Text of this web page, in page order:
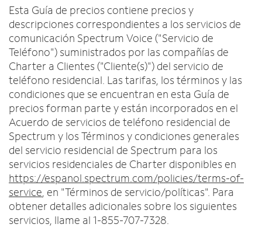
Spectrum TV App
Deportes en vivo y películas premium
Planes Latino TV
Lista de canales
Teléfonos móviles
Tabletas
Smartwatches
Trae tu dispositivo
Intercambiar dispositivo
Spectrum Voice
Contáctanos
INTERNET, TV Y TELÉFONO RESIDENCIAL
Contacta a Spectrum
Ayuda de Spectrum
MÓVIL
Contacta a Spectrum Mobile
Ayuda para Mobile
Encuentra una tienda
Mi cuenta
English
i
a
s
e
n
c
o
n
t
r
a
d
a
s
e
n
l
Esta Guía de precios contiene precios y
descripciones correspondientes a los servicios de
comunicación Spectrum Voice ("Servicio de
Teléfono") suministrados por las compañías de
Charter a Clientes ("Cliente(s)") del servicio de
teléfono residencial. Las tarifas, los términos y las
condiciones que se encuentran en esta Guía de
precios forman parte y están incorporados en el
Acuerdo de servicios de teléfono residencial de
Spectrum y los Términos y condiciones generales
del servicio residencial de Spectrum para los
servicios residenciales de Charter disponibles en
https://espanol.spectrum.com/policies/terms-of-
service, en "Términos de servicio/políticas". Para
obtener detalles adicionales sobre los siguientes
servicios, llame al 1-855-707-7328.